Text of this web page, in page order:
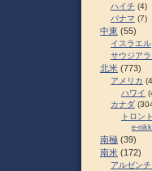
ハイチ (4)
パナマ (7)
中東 (55)
イスラエル
サウジアラ
北米 (773)
アメリカ
ハワイ
カナダ
トロント
e-
南極 (39)
南米 (172)
アルゼンチ